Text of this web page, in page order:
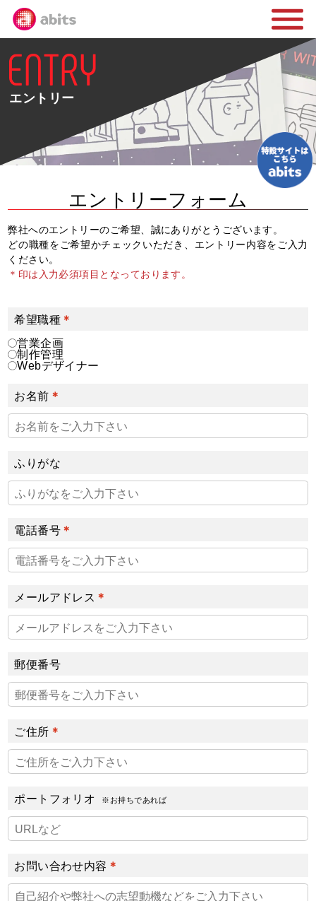
エントリー
エントリーフォーム
弊社へのエントリーのご希望、誠にありがとうございます。
どの職種をご希望かチェックいただき、エントリー内容をご入力
ください。
＊印は入力必須項目となっております。
希望職種
営業企画
制作管理
Webデザイナー
お名前
ふりがな
電話番号
メールアドレス
郵便番号
ご住所
ポートフォリオ ※お持ちであれば
お問い合わせ内容